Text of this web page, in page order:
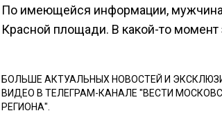
По имеющейся информации, мужчина
Красной площади. В какой-то момент
БОЛЬШЕ АКТУАЛЬНЫХ НОВОСТЕЙ И
ВИДЕО В ТЕЛЕГРАМ-КАНАЛЕ "ВЕСТИ
РЕГИОНА".